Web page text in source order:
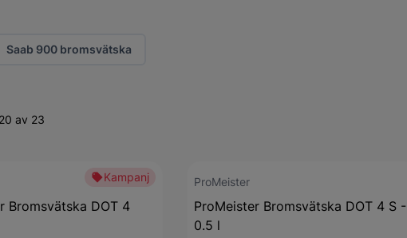
Saab 900 bromsvätska
av 23
Kampanj
Bromsvätska DOT 4
ProMeister
ProMeister Bromsvätska DOT 4 S -
0.5 l